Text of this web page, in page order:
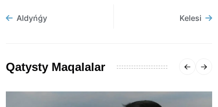
Aldyńǵy Kelesi
Qatysty Maqalalar